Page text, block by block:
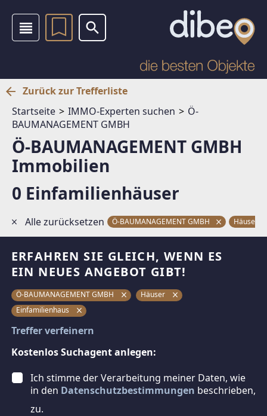
Zurück zur Trefferliste
Startseite
IMMO-Experten suchen
Ö-
BAUMANAGEMENT GMBH
Ö-BAUMANAGEMENT GMBH
Immobilien
0 Einfamilienhäuser
Alle zurücksetzen Ö-BAUMANAGEMENT GMBH Häuser
ERFAHREN SIE GLEICH, WENN ES
EIN NEUES ANGEBOT GIBT!
Ö-BAUMANAGEMENT GMBH
Häuser
Einfamilienhaus
Treffer verfeinern
Kostenlos Suchagent anlegen:
Ich stimme der Verarbeitung meiner Daten, wie
in den Datenschutzbestimmungen beschrieben,
zu.